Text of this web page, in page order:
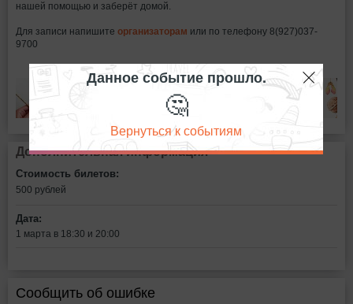
нашей помощью и заберёт домой.
Для записи напишите организаторам или по телефону 8(927)037-
9700
Дополнительная информация
Стоимость билетов:
500 рублей
Дата:
1 марта в 18:30 и 20:00
Сообщить об ошибке
Данное событие прошло.
🤔
Вернуться к событиям